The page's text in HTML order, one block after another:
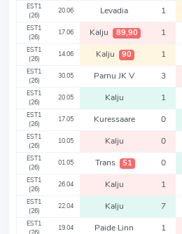
EST1
(26)
20.06 Levadia 1
EST1
(26)
17.06 Kalju 89,90 1
EST1
(26)
14.06 Kalju 90 1
EST1
(26)
30.05 Parnu JK V 3
EST1
(26)
20.05 Kalju 1
EST1
(26)
17.05 Kuressaare 0
EST1
(26)
10.05 Kalju 0
EST1
(26)
01.05 Trans 51 0
EST1
(26)
26.04 Kalju 1
EST1
(26)
22.04 Kalju 7
EST1
19.04 Paide Linn 1